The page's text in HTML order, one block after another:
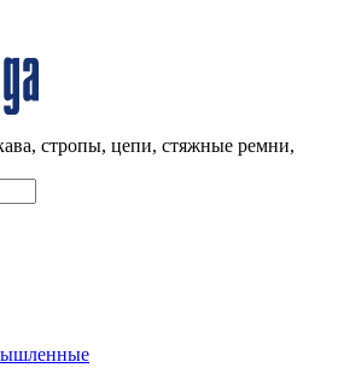
стропы, цепи, стяжные ремни,